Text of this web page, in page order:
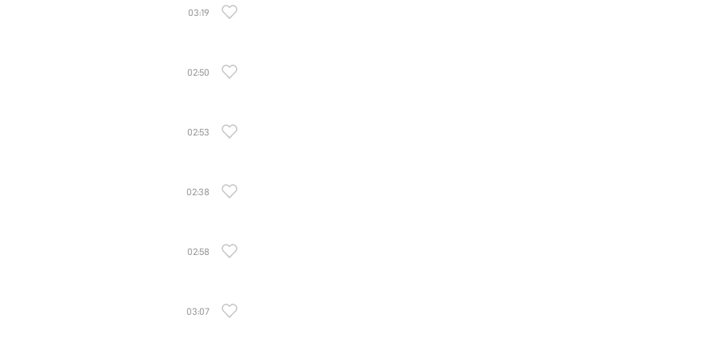
03:19
02:50
02:53
02:38
02:58
03:07